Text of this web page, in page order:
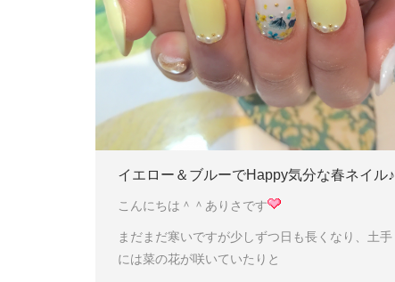
イエロー＆ブルーでHappy気分な春ネイル♪
こんにちは＾＾ありさです
まだまだ寒いですが少しずつ日も長くなり、土手
には菜の花が咲いていたりと